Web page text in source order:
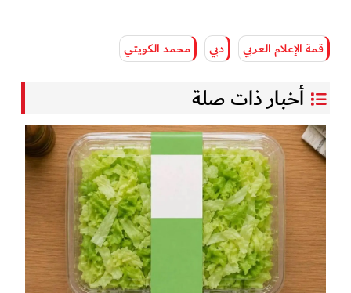
قمة الإعلام العربي دبي محمد الكويتي
أخبار ذات صلة